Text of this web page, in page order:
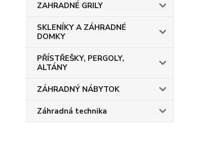
ZAHRADNÉ GRILY
SKLENÍKY A ZÁHRADNÉ
DOMKY
PŘÍSTŘEŠKY, PERGOLY,
ALTÁNY
ZÁHRADNÝ NÁBYTOK
Záhradná technika